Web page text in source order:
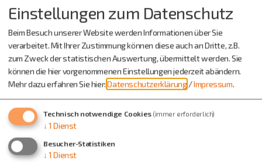
Kreditkarten akzeptiert
Haustiere erlaubt
Einstellungen zum Datenschutz
Beim Besuch unserer Website werden Informationen über Sie
verarbeitet. Mit Ihrer Zustimmung können diese auch an Dritte, z.B.
zum Zweck der statistischen Auswertung, übermittelt werden. Sie
können die hier vorgenommenen Einstellungen jederzeit abändern.
Mehr dazu erfahren Sie hier:Datenschutzerklärung /Impressum.
Technisch notwendige Cookies (immer erforderlich)
↓ 1 Dienst
Besucher-Statistiken
↓ 1 Dienst